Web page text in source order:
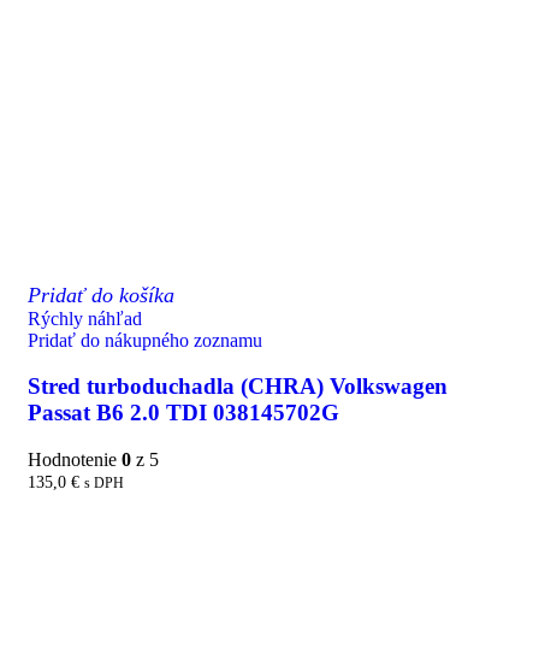
Pridať do košíka
Rýchly náhľad
Pridať do nákupného zoznamu
Stred turboduchadla (CHRA) Volkswagen
Passat B6 2.0 TDI 038145702G
Hodnotenie 0 z 5
135,0 € s DPH